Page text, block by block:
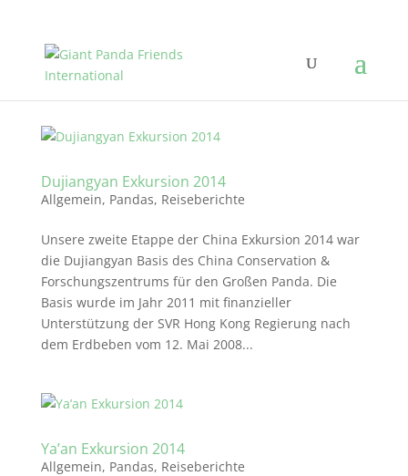
Dujiangyan Exkursion 2014
Allgemein, Pandas, Reiseberichte
Unsere zweite Etappe der China Exkursion 2014 war
die Dujiangyan Basis des China Conservation &
Forschungszentrums für den Großen Panda. Die
Basis wurde im Jahr 2011 mit finanzieller
Unterstützung der SVR Hong Kong Regierung nach
dem Erdbeben vom 12. Mai 2008...
Ya’an Exkursion 2014
Allgemein, Pandas, Reiseberichte